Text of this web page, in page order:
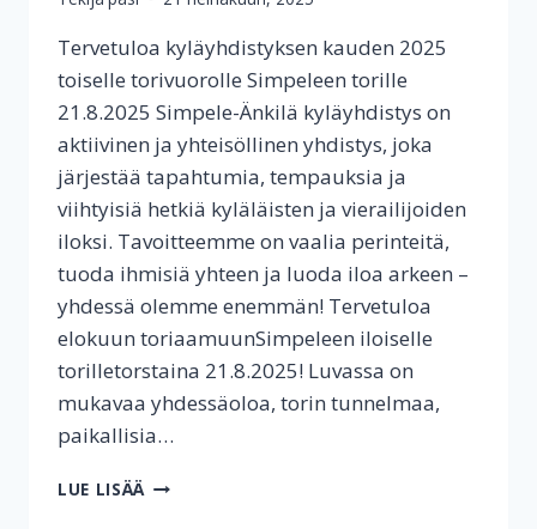
Tervetuloa kyläyhdistyksen kauden 2025
toiselle torivuorolle Simpeleen torille
21.8.2025 Simpele-Änkilä kyläyhdistys on
aktiivinen ja yhteisöllinen yhdistys, joka
järjestää tapahtumia, tempauksia ja
viihtyisiä hetkiä kyläläisten ja vierailijoiden
iloksi. Tavoitteemme on vaalia perinteitä,
tuoda ihmisiä yhteen ja luoda iloa arkeen –
yhdessä olemme enemmän! Tervetuloa
elokuun toriaamuunSimpeleen iloiselle
torilletorstaina 21.8.2025! Luvassa on
mukavaa yhdessäoloa, torin tunnelmaa,
paikallisia…
LUE LISÄÄ KYLÄYHDISTYKSEN